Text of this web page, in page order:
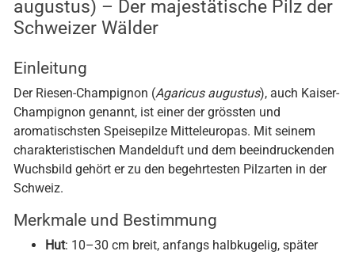
augustus) – Der majestätische Pilz der
Schweizer Wälder
Einleitung
Der Riesen-Champignon (Agaricus augustus), auch Kaiser-
Champignon genannt, ist einer der grössten und
aromatischsten Speisepilze Mitteleuropas. Mit seinem
charakteristischen Mandelduft und dem beeindruckenden
Wuchsbild gehört er zu den begehrtesten Pilzarten in der
Schweiz.
Merkmale und Bestimmung
Hut: 10–30 cm breit, anfangs halbkugelig, später